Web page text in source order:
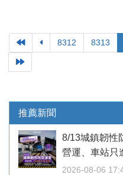
8312 8313
推薦新聞
8/13城鎮韌
營運、車站只
2026-08-06